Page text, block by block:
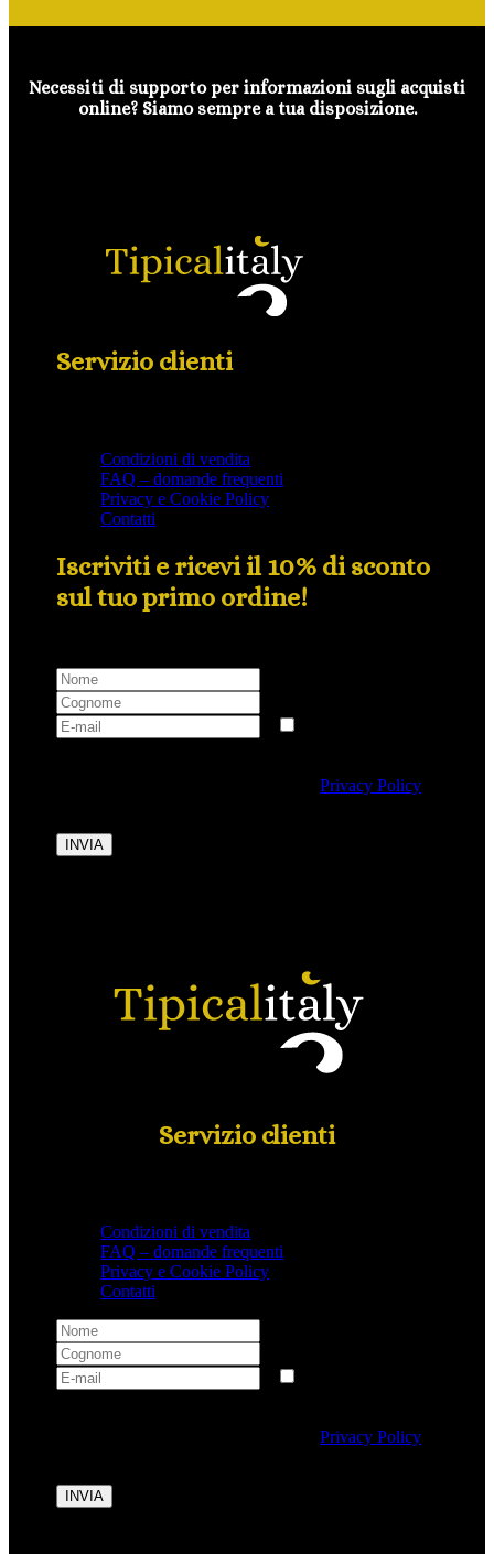
Necessiti di supporto per informazioni sugli acquisti
online? Siamo sempre a tua disposizione.
Servizio clienti
Condizioni di vendita
FAQ – domande frequenti
Privacy e Cookie Policy
Contatti
Iscriviti e ricevi il 10% di sconto
sul tuo primo ordine!
dei dati personali conformemente allaPrivacy Policy
INVIA
Servizio clienti
Condizioni di vendita
FAQ – domande frequenti
Privacy e Cookie Policy
Contatti
dei dati personali conformemente allaPrivacy Policy
INVIA